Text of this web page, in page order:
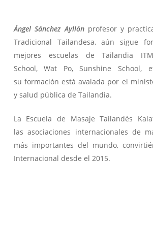
Ángel Sánchez Ayllónprofesor y
Tradicional Tailandesa, aún sigue
mejores escuelas de Tailandia
School, Wat Po, Sunshine
su formación está avalada por el
y salud pública de Tailandia.
La Escuela de Masaje Tailandés
las asociaciones internacionales de
más importantes del mundo,
Internacional desde el 2015.